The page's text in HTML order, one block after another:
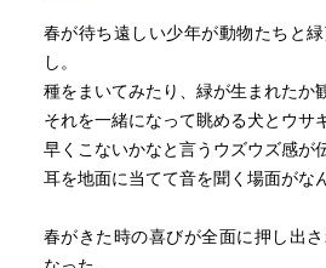
春が待ち遠しい少年が動物たちと
し。
種をまいてみたり、緑が生まれたか
それを一緒になって眺める犬とウサ
早くこないかなと言うウズウズ感が
耳を地面に当てて音を聞く場面がな
春がきた時の喜びが全面に押し出